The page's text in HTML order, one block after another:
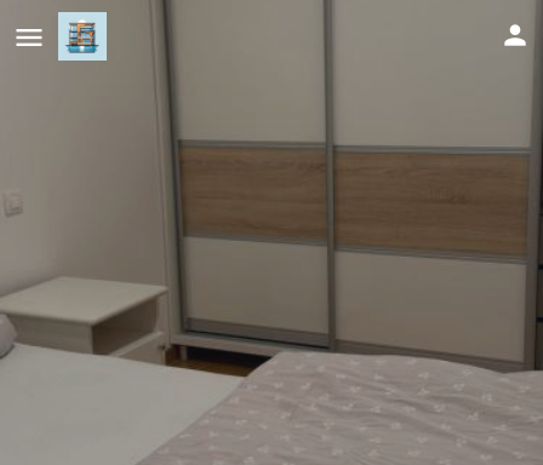
Imperijal